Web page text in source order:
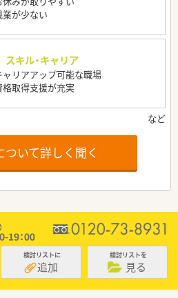
業が少ない
スキル・キャリア
ャリアアップ可能な職場
格取得支援が充実
いて詳しく聞く
検討リストに
追加
検討リストを
見る